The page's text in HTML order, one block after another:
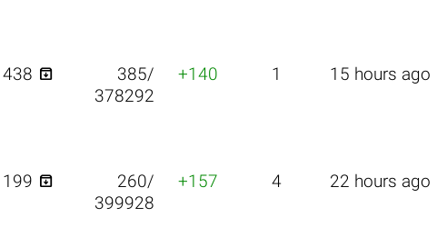
438 
385/
378292
+140 1 15 hours ago
199 
260/
399928
+157 4 22 hours ago